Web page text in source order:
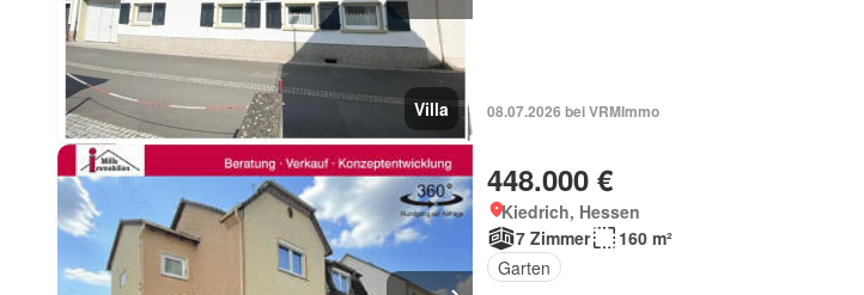
Villa 08.07.2026 bei VRMImmo
448.000 €
Kiedrich, Hessen
7 Zimmer
160 m²
Garten